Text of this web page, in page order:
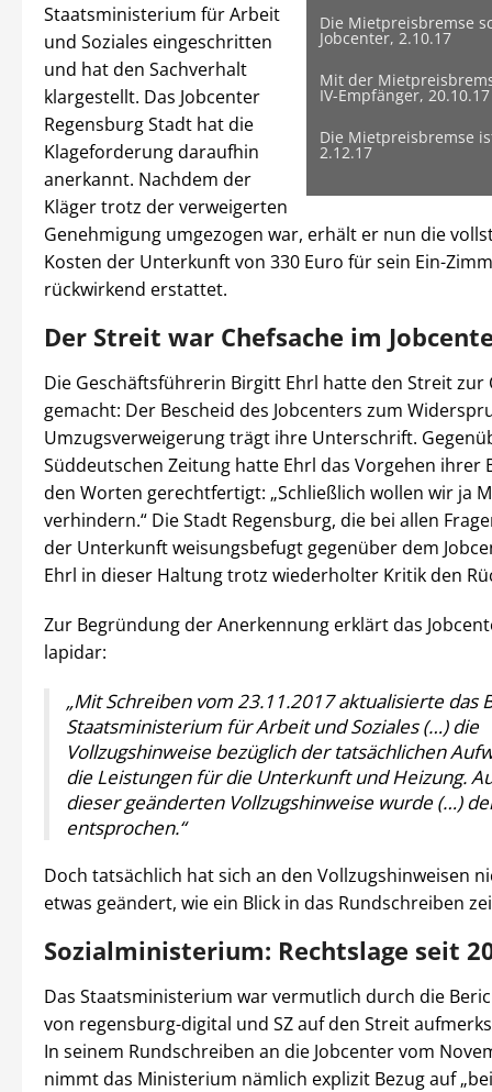
Die Mietpreisbremse
Jobcenter, 2.10.17
Mit der
IV-Empfänger, 20.10.17
Die Mietpreisbremse
2.12.17
Staatsministerium für Arbeit
und Soziales eingeschritten
und hat den Sachverhalt
klargestellt. Das Jobcenter
Regensburg Stadt hat die
Klageforderung daraufhin
anerkannt. Nachdem der
Kläger trotz der verweigerten
Genehmigung umgezogen war, erhält er nun die
Kosten der Unterkunft von 330 Euro für sein Ein-
rückwirkend erstattet.
Der Streit war Chefsache im
Die Geschäftsführerin Birgitt Ehrl hatte den Streit zur
gemacht: Der Bescheid des Jobcenters zum
Umzugsverweigerung trägt ihre Unterschrift.
Süddeutschen Zeitung hatte Ehrl das Vorgehen ihrer
den Worten gerechtfertigt: „Schließlich wollen wir ja
verhindern.“ Die Stadt Regensburg, die bei allen
der Unterkunft weisungsbefugt gegenüber dem
Ehrl in dieser Haltung trotz wiederholter Kritik den
Zur Begründung der Anerkennung erklärt das
lapidar:
„Mit Schreiben vom 23.11.2017 aktualisierte das
Staatsministerium für Arbeit und Soziales (…) die
Vollzugshinweise bezüglich der tatsächlichen
die Leistungen für die Unterkunft und Heizung.
dieser geänderten Vollzugshinweise wurde (…)
entsprochen.“
Doch tatsächlich hat sich an den Vollzugshinweisen
etwas geändert, wie ein Blick in das Rundschreiben
Sozialministerium: Rechtslage seit
Das Staatsministerium war vermutlich durch die
von regensburg-digital und SZ auf den Streit
In seinem Rundschreiben an die Jobcenter vom
nimmt das Ministerium nämlich explizit Bezug auf